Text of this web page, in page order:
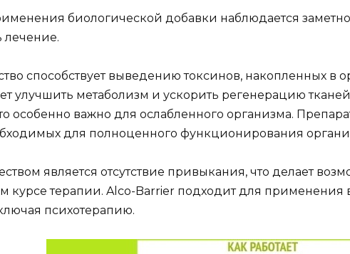
биологической добавки наблюдается
лечение.
способствует выведению токсинов, накопленных в
улучшить метаболизм и ускорить регенерацию
особенно важно для ослабленного организма.
для полноценного функционирования
является отсутствие привыкания, что делает
курсе терапии. Alco-Barrier подходит для
психотерапию.